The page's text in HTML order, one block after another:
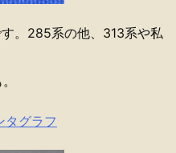
。285系の他、313系や私
グラフ